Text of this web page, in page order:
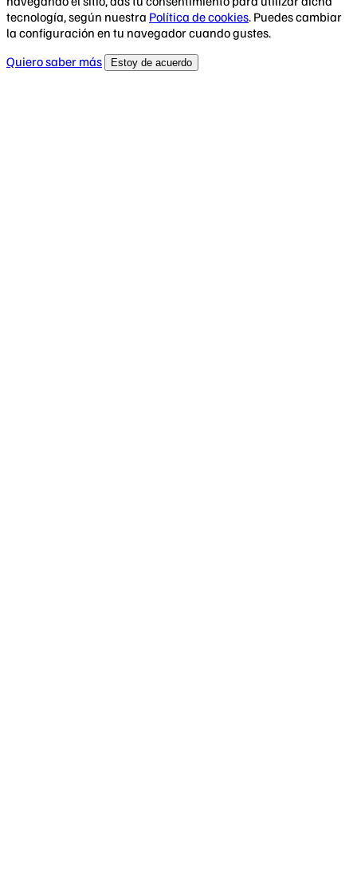
tecnología, según nuestra Política de cookies. Puedes cambiar
la configuración en tu navegador cuando gustes.
Quiero saber más
Estoy de acuerdo